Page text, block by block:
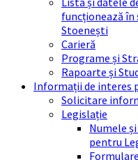
funcționează în
Stoenești
Carieră
Programe și
Rapoarte și
Informații de interes
Solicitare
Legislație
Numele
pentru